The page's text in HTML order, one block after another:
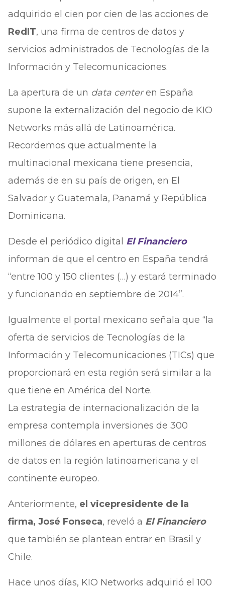
adquirido el cien por cien de las acciones de
RedIT, una firma de centros de datos y
servicios administrados de Tecnologías de la
Información y Telecomunicaciones.
La apertura de un data centeren España
supone la externalización del negocio de KIO
Networks más allá de Latinoamérica.
Recordemos que actualmente la
multinacional mexicana tiene presencia,
además de en su país de origen, en El
Salvador y Guatemala, Panamá y República
Dominicana.
Desde el periódico digital El Financiero
informan de que el centro en España tendrá
“entre 100 y 150 clientes (…) y estará terminado
y funcionando en septiembre de 2014”.
Igualmente el portal mexicano señala que “la
oferta de servicios de Tecnologías de la
Información y Telecomunicaciones (TICs) que
proporcionará en esta región será similar a la
que tiene en América del Norte.
La estrategia de internacionalización de la
empresa contempla inversiones de 300
millones de dólares en aperturas de centros
de datos en la región latinoamericana y el
continente europeo.
Anteriormente, el vicepresidente de la
firma, José Fonseca, reveló a El Financiero
que también se plantean entrar en Brasil y
Chile.
Hace unos días, KIO Networks adquirió el 100